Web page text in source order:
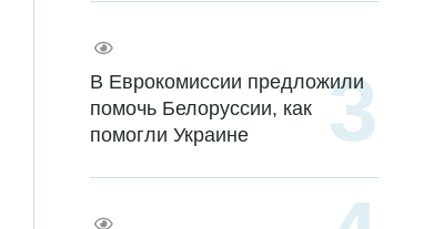
В Еврокомиссии предложили
помочь Белоруссии, как
помогли Украине